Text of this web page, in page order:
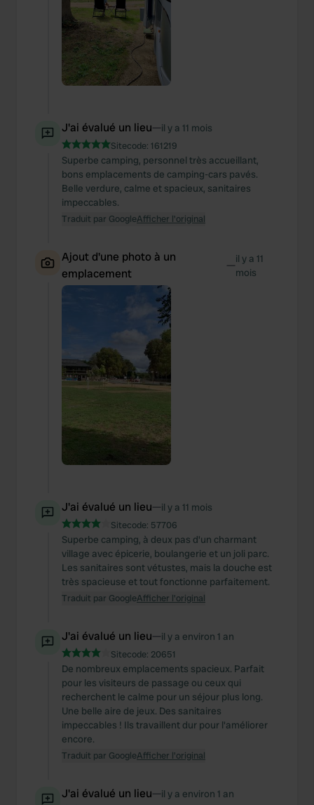
J'ai évalué un lieu—il y a 11 mois
Sitecode: 161219
Superbe camping, personnel très accueillant,
bons emplacements de camping-cars pavés.
Belle verdure, calme et spacieux, sanitaires
impeccables.
Traduit par GoogleAfficher l'original
Ajout d'une photo à un
emplacement
—il y a 11
mois
J'ai évalué un lieu—il y a 11 mois
Sitecode: 57706
Superbe camping, à deux pas d'un charmant
village avec épicerie, boulangerie et un joli parc.
Les sanitaires sont vétustes, mais la douche est
très spacieuse et tout fonctionne parfaitement.
Traduit par GoogleAfficher l'original
J'ai évalué un lieu—il y a environ 1 an
Sitecode: 20651
De nombreux emplacements spacieux. Parfait
pour les visiteurs de passage ou ceux qui
recherchent le calme pour un séjour plus long.
Une belle aire de jeux. Des sanitaires
impeccables ! Ils travaillent dur pour l'améliorer
encore.
Traduit par GoogleAfficher l'original
J'ai évalué un lieu—il y a environ 1 an